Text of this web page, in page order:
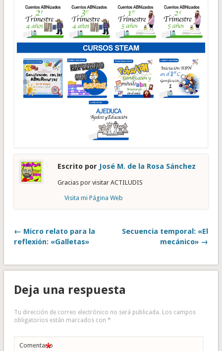
Escrito por José M. de la Rosa Sánchez
Gracias por visitar ACTILUDIS
Visita mi Página Web
← Micro relato para la
reflexión: «Galletas»
Secuencia temporal: «El
mecánico» →
Deja una respuesta
Tu dirección de correo electrónico no será publicada. Los campos
obligatorios están marcados con *
Comentario
*